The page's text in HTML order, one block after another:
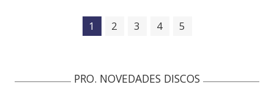
1 2 3 4 5
PRO. NOVEDADES DISCOS